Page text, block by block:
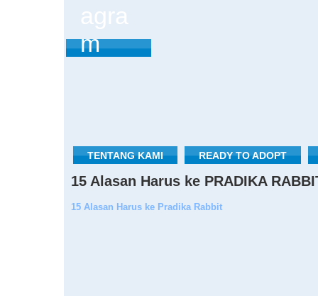
TENTANG KAMI READY TO ADOPT
15 Alasan Harus ke PRADIKA
15 Alasan Harus ke Pradika Rabbit